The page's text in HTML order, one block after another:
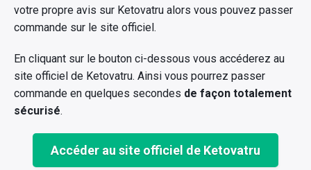
votre propre avis sur Ketovatru alors vous pouvez passer
commande sur le site officiel.
En cliquant sur le bouton ci-dessous vous accéderez au
site officiel de Ketovatru. Ainsi vous pourrez passer
commande en quelques secondes de façon totalement
sécurisé.
Accéder au site officiel de Ketovatru